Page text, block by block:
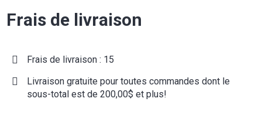
Frais de livraison
Frais de livraison : 15
Livraison gratuite pour toutes commandes dont le
sous-total est de 200,00$ et plus!